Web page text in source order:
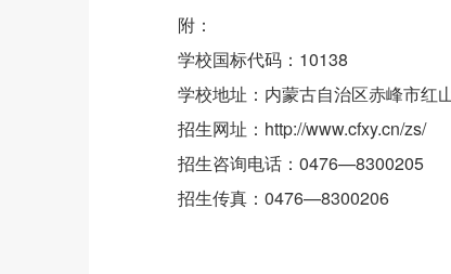
附：
学校国标代码：10138
学校地址：内蒙古自治区赤峰市红
招生网址：http://www.cfxy.cn/zs/
招生咨询电话：0476—8300205
招生传真：0476—8300206